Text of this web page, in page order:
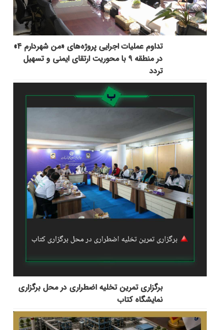
تداوم عملیات اجرایی پروژه‌های «من شهردارم ۴»
در منطقه ۹ با محوریت ارتقای ایمنی و تسهیل
تردد
برگزاری تمرین تخلیه اضطراری در محل برگزاری
نمایشگاه کتاب